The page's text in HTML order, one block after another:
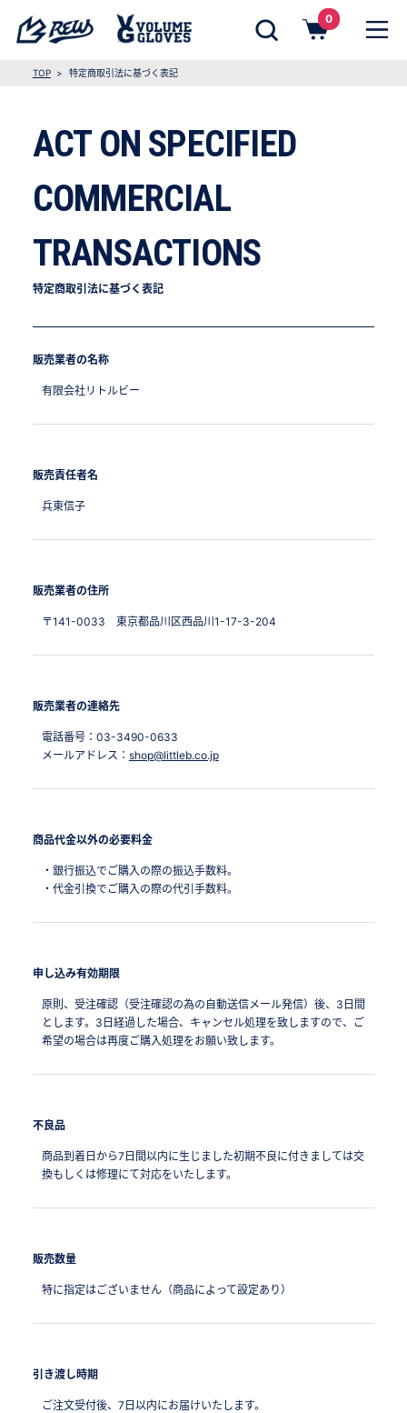
0
TOP 特定商取引法に基づく表記
ACT ON SPECIFIED
COMMERCIAL
TRANSACTIONS
特定商取引法に基づく表記
販売業者の名称
有限会社リトルビー
販売責任者名
兵東信子
販売業者の住所
〒141-0033 東京都品川区西品川1-17-3-204
販売業者の連絡先
電話番号：03-3490-0633
メールアドレス： shop@littleb.co.jp
商品代金以外の必要料金
・銀行振込でご購入の際の振込手数料。
・代金引換でご購入の際の代引手数料。
申し込み有効期限
原則、受注確認（受注確認の為の自動送信メール発信）後、3日間
とします。3日経過した場合、キャンセル処理を致しますので、ご
希望の場合は再度ご購入処理をお願い致します。
不良品
商品到着日から7日間以内に生じました初期不良に付きましては交
換もしくは修理にて対応をいたします。
販売数量
特に指定はございません（商品によって設定あり）
引き渡し時期
ご注文受付後、7日以内にお届けいたします。